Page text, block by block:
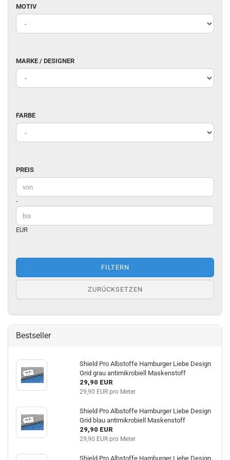
MOTIV
MOTIV
MARKE
/
DESIGNER
MARKE / DESIGNER
FARBE
FARBE
PREIS
PREIS
Preis bis
-
EUR
FILTERN
ZURÜCKSETZEN
Bestseller
Shield Pro Albstoffe Hamburger Liebe Design
Grid grau antimikrobiell Maskenstoff
29,90 EUR
29,90 EUR pro Meter
Shield Pro Albstoffe Hamburger Liebe Design
Grid blau antimikrobiell Maskenstoff
29,90 EUR
29,90 EUR pro Meter
Shield Pro Albstoffe Hamburger Liebe Design